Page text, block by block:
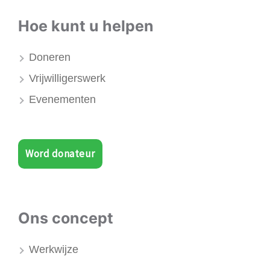
Hoe kunt u helpen
Doneren
Vrijwilligerswerk
Evenementen
Word donateur
Ons concept
Werkwijze